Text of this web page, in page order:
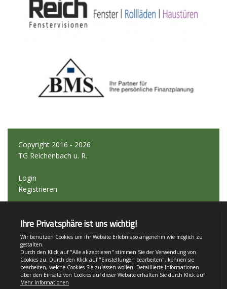
Copyright 2016 - 2026
TG Reichenbach u. R.
Login
Registrieren
Teamsports 2
Dein Sportverein online